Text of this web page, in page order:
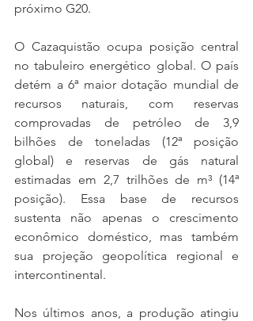
próximo G20.
O Cazaquistão ocupa posição central
no tabuleiro energético global. O país
detém a 6ª maior dotação mundial de
recursos naturais, com reservas
comprovadas de petróleo de 3,9
bilhões de toneladas (12ª posição
global) e reservas de gás natural
estimadas em 2,7 trilhões de m³ (14ª
posição). Essa base de recursos
sustenta não apenas o crescimento
econômico doméstico, mas também
sua projeção geopolítica regional e
intercontinental.
Nos últimos anos, a produção atingiu